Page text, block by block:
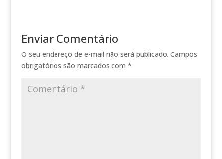
Enviar Comentário
O seu endereço de e-mail não será publicado. Campos
obrigatórios são marcados com *